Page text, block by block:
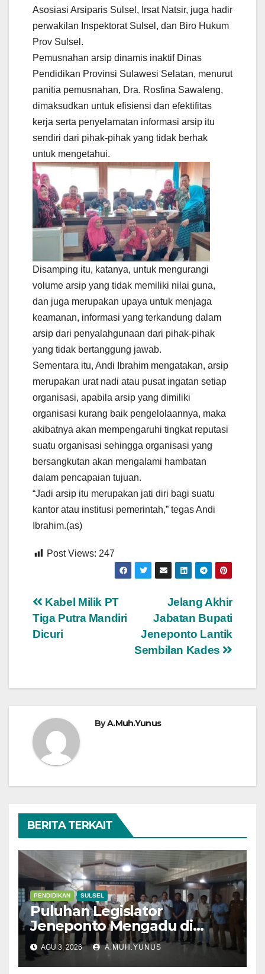
Asosiasi Arsiparis Sulsel, Irsat Natsir, juga hadir
perwakilan Inspektorat Sulsel, dan Biro Hukum
Prov Sulsel.
Pemusnahan arsip dinamis inaktif Dinas
Pendidikan Provinsi Sulawesi Selatan, menurut
panitia pemusnahan, Dra. Rosfina Sawaleng,
dimaksudkan untuk efisiensi dan efektifitas
kerja serta penyelamatan informasi arsip itu
sendiri dari pihak-pihak yang tidak berhak
untuk mengetahui.
Disamping itu, katanya, untuk mengurangi
volume arsip yang tidak memiliki nilai guna,
dan juga merupakan upaya untuk menjaga
keamanan, informasi yang terkandung dalam
arsip dari penyalahgunaan dari pihak-pihak
yang tidak bertanggung jawab.
Sementara itu, Andi Ibrahim mengatakan, arsip
merupakan urat nadi atau pusat ingatan setiap
organisasi, apabila arsip yang dimiliki
organisasi kurang baik pengelolaannya, maka
akibatnya akan mempengaruhi tingkat reputasi
suatu organisasi sehingga organisasi yang
bersangkutan akan mengalami hambatan
dalam pencapaian tujuan.
“Jadi arsip itu merupakan jati diri bagi suatu
kantor atau institusi pemerintah,” tegas Andi
Ibrahim.(as)
Post Views: 247
Navigasi
pos
Jelang Akhir
Jabatan Bupati
Jeneponto Lantik
Sembilan Kades
Kabel Milik PT
Tiga Putra Mandiri
Dicuri
ByA.Muh.Yunus
BERITA TERKAIT
PENDIDIKAN SULSEL
Puluhan Legislator
Jeneponto Mengadu di
Disdik Sulsel
AGU 3, 2026 A.MUH.YUNUS